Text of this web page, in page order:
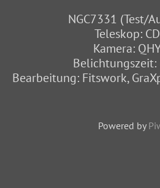
NGC7331 (Test/
Teleskop:
Kamera:
Belichtungszeit:
Bearbeitung: Fitswork,
Powered by